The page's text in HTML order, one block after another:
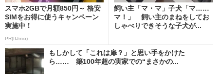
スマホ2GBで月額850円～ 格安
SIMをお得に使うキャンペーン
実施中！
PR(IIJmio)
飼い主「マ・マ」子犬「マ……
マ！」 飼い主のまねをしてお
しゃべりできそうな子犬が...
もしかして「これは扉？」と思い手をかけた
ら…… 築100年超の実家での“まさかの...